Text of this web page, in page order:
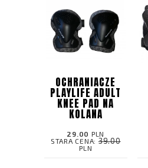
OCHRANIACZE
PLAYLIFE ADULT
KNEE PAD NA
KOLANA
29.00 PLN
STARA CENA:39.00
PLN